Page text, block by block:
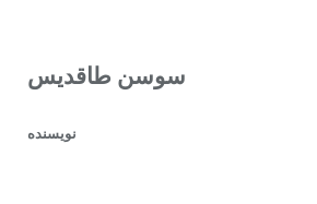
سوسن طاقدیس
نویسنده